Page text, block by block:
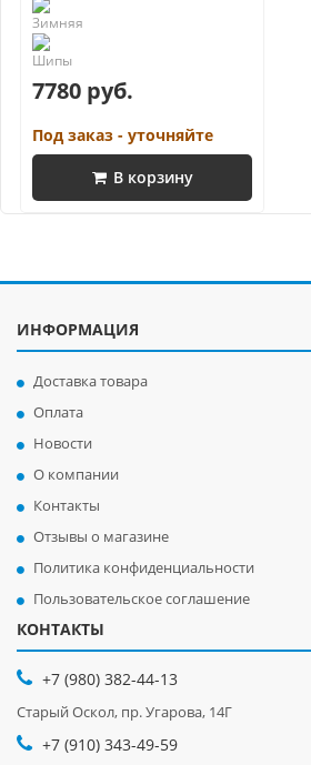
7780 руб.
Под заказ - уточняйте
В корзину
ИНФОРМАЦИЯ
Доставка товара
Оплата
Новости
О компании
Контакты
Отзывы о магазине
Политика конфиденциальности
Пользовательское соглашение
КОНТАКТЫ
+7 (980) 382-44-13
Старый Оскол, пр. Угарова, 14Г
+7 (910) 343-49-59